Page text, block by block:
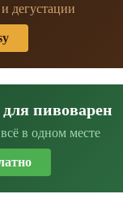
дегустации
пивоварен
в одном месте